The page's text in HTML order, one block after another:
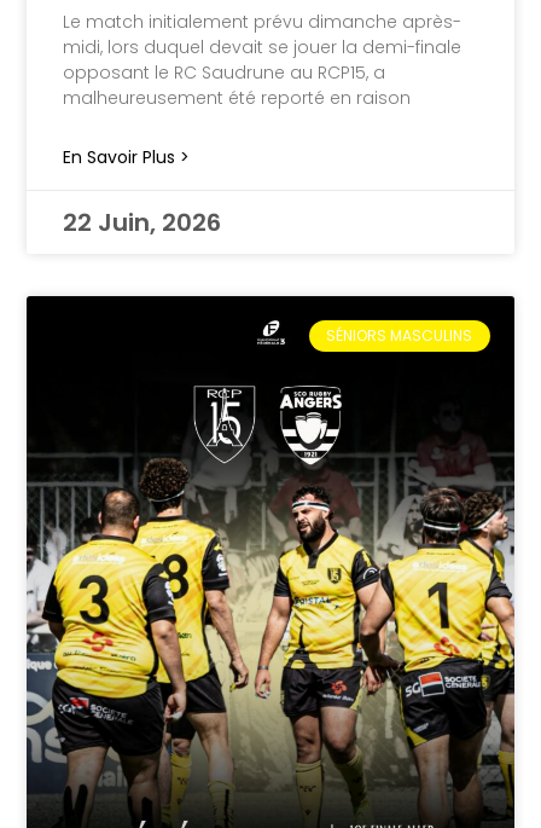
Le match initialement prévu dimanche après-
midi, lors duquel devait se jouer la demi-finale
opposant le RC Saudrune au RCP15, a
malheureusement été reporté en raison
En Savoir Plus >
22 Juin, 2026
SÉNIORS MASCULINS